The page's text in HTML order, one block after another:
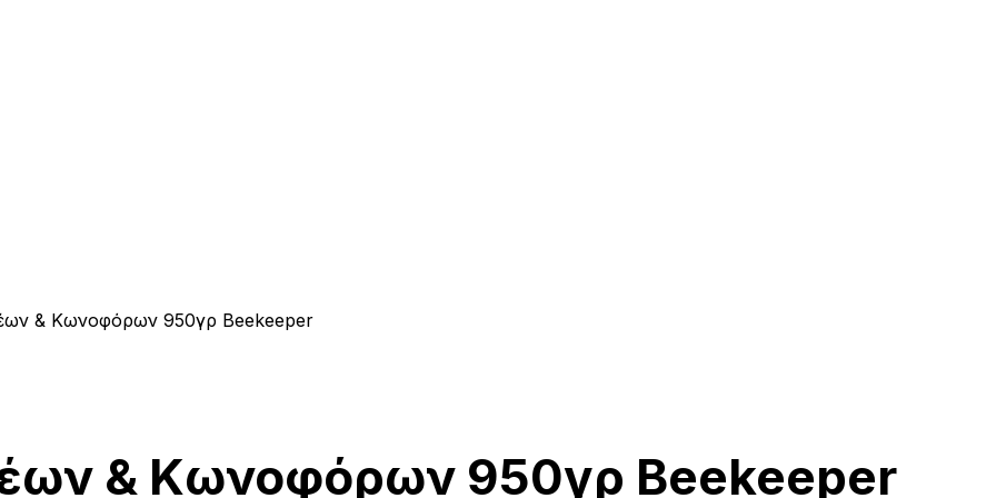
& Κωνοφόρων 950γρ Beekeeper
& Κωνοφόρων 950γρ Beekeeper